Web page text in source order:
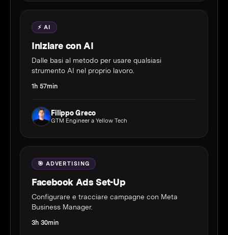
⚡ AI
Iniziare con AI
Dalle basi al metodo per usare qualsiasi
strumento AI nel proprio lavoro.
1h 57min
Filippo Greco
GTM Engineer a Yellow Tech
🎯 ADVERTISING
Facebook Ads Set-Up
Configurare e tracciare campagne con Meta
Business Manager.
3h 30min